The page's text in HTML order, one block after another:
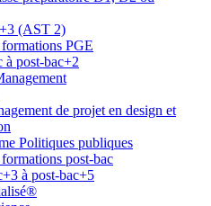
(AST 2)
PGE
à post-bac+2
de projet en design et
Politiques publiques
post-bac
à post-bac+5